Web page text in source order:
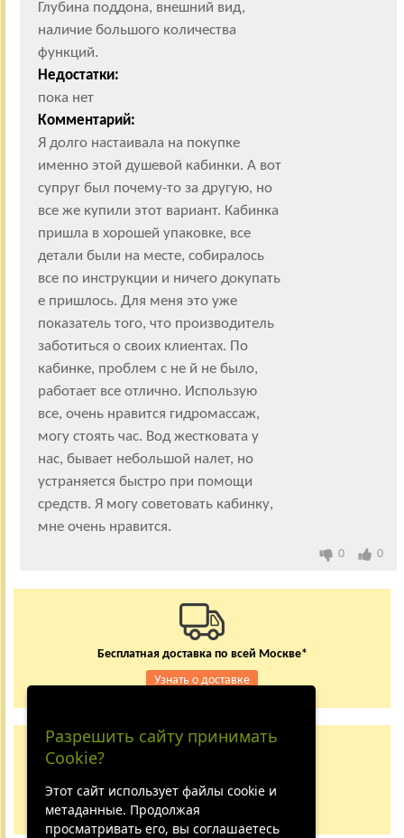
Глубина поддона, внешний вид,
наличие большого количества
функций.
Недостатки:
пока нет
Комментарий:
Я долго настаивала на покупке
именно этой душевой кабинки. А вот
супруг был почему-то за другую, но
все же купили этот вариант. Кабинка
пришла в хорошей упаковке, все
детали были на месте, собиралось
все по инструкции и ничего докупать
е пришлось. Для меня это уже
показатель того, что производитель
заботиться о своих клиентах. По
кабинке, проблем с не й не было,
работает все отлично. Использую
все, очень нравится гидромассаж,
могу стоять час. Вод жестковата у
нас, бывает небольшой налет, но
устраняется быстро при помощи
средств. Я могу советовать кабинку,
мне очень нравится.
0 0
Бесплатная доставка по всей Москве*
Узнать о доставке
Заказывайте по телефону
8 (800) 333-62-84
Не дозвонились?
Разрешить сайту принимать
Cookie?
Этот сайт использует файлы cookie и
метаданные. Продолжая
просматривать его, вы соглашаетесь